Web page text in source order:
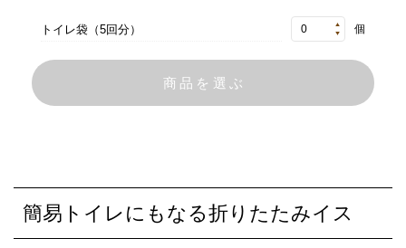
トイレ袋（5回分） 個
簡易トイレにもなる折りたたみイス